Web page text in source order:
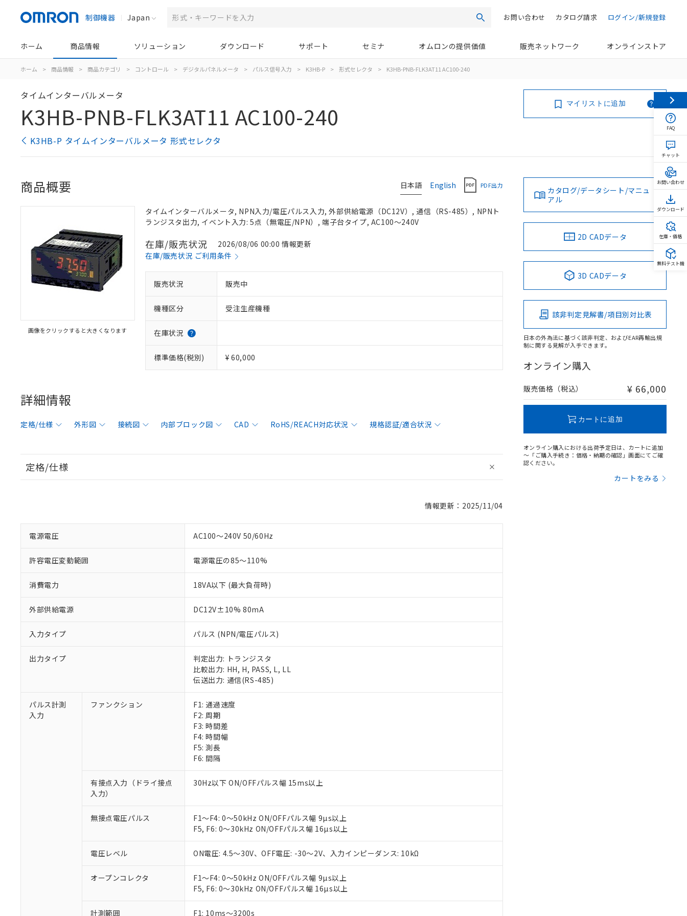
制御機器 Japan 検索 ログイン/新規登録
カタログ請求
お問い合わせ
ホーム 商品情報 ソリューション ダウンロード サポート セミナ オムロンの提供価値 販売ネットワーク オンラインストア
ホーム > 商品情報 > 商品カテゴリ > コントロール > デジタルパネルメータ > パルス信号入力 > K3HB-P > 形式セレクタ > K3HB-PNB-FLK3AT11 AC100-240
タイムインターバルメータ
K3HB-PNB-FLK3AT11 AC100-240
K3HB-P タイムインターバルメータ 形式セレクタ
マイリストに追加
日本語 English PDF出力
商品概要
画像をクリックすると大きくなります
タイムインターバルメータ, NPN入力/電圧パルス入力, 外部供給電源（DC12V）, 通信（RS-485）, NPNト
ランジスタ出力, イベント入力: 5点（無電圧/NPN）, 端子台タイプ, AC100～240V
在庫/販売状況
2026/08/06 00:00 情報更新
在庫/販売状況 ご利用条件
販売状況 販売中
機種区分 受注生産機種
在庫状況
標準価格(税別) ¥ 60,000
詳細情報
定格/仕様 外形図 接続図 内部ブロック図 CAD RoHS/REACH対応状況 規格認証/適合状況
定格/仕様
情報更新：2025/11/04
電源電圧 AC100～240V 50/60Hz
許容電圧変動範囲 電源電圧の85～110%
消費電力 18VA以下 (最大負荷時)
外部供給電源 DC12V±10% 80mA
入力タイプ パルス (NPN/電圧パルス)
出力タイプ
判定出力: トランジスタ
比較出力: HH, H, PASS, L, LL
伝送出力: 通信(RS-485)
パルス計測
入力
ファンクション
F1: 通過速度
F2: 周期
F3: 時間差
F4: 時間幅
F5: 測長
F6: 間隔
有接点入力（ドライ接点
入力）
30Hz以下 ON/OFFパルス幅 15ms以上
無接点電圧パルス
F1～F4: 0～50kHz ON/OFFパルス幅 9µs以上
F5, F6: 0～30kHz ON/OFFパルス幅 16µs以上
電圧レベル ON電圧: 4.5～30V、OFF電圧: -30～2V、入力インピーダンス: 10kΩ
オープンコレクタ
F1～F4: 0～50kHz ON/OFFパルス幅 9µs以上
F5, F6: 0～30kHz ON/OFFパルス幅 16µs以上
計測範囲
F1: 10ms～3200s
カタログ/データシート/マニュ
アル
2D CADデータ
3D CADデータ
該非判定見解書/項目別対比表
日本の外為法に基づく該非判定、およびEAR再輸出規
制に関する見解が入手できます。
オンライン購入
販売価格（税込） ¥ 66,000
カートに追加
オンライン購入における出荷予定日は、カートに追加
～「ご購入手続き：価格・納期の確認」画面にてご確
認ください。
カートをみる
FAQ
チャット
お問い合わせ
ダウンロード
在庫・価格
無料テスト機